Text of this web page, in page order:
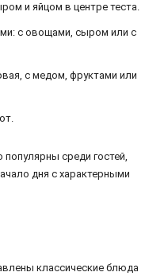
и яйцом в центре теста.
с овощами, сыром или с
с медом, фруктами или
популярны среди гостей,
дня с характерными
классические блюда